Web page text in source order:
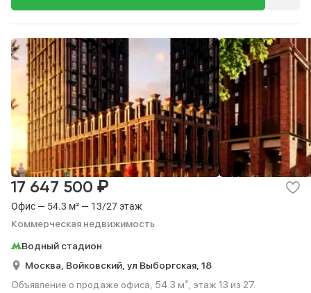
Офис — 54.3 м² — 13/27 этаж
Коммерческая недвижимость
17 647 500 ₽
Водный стадион
Москва, Войковский, ул Выборгская, 18
Объявление о продаже офиса, 54.3 м², этаж 13 из 27.